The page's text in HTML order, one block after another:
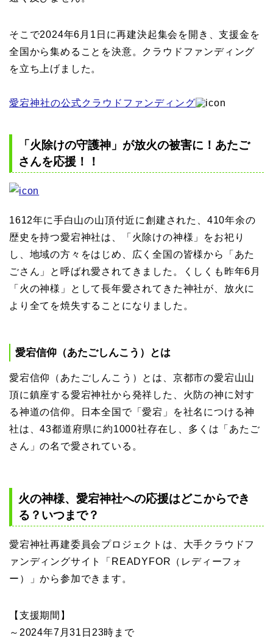
そこで2024年6月1日に再建決起集会を開き、支援金を
全国から集めることを決意。クラウドファンディング
を立ち上げました。
愛宕神社の公式クラウドファンディング
「火除けの守護神」が放火の被害に！あたご
さんを応援！！
1612年に手白山の山頂付近に創建された、410年余の
歴史を持つ愛宕神社は、「火除けの神様」をお祀り
し、地域の方々をはじめ、広く全国の皆様から「あた
ごさん」と呼ばれ愛されてきました。くしくも昨年6月
「火の神様」として長年愛されてきた神社が、放火に
より全てを焼失することになりました。
愛宕信仰（あたごしんこう）とは
愛宕信仰（あたごしんこう）とは、京都市の愛宕山山
頂に鎮座する愛宕神社から発祥した、火防の神に対す
る神道の信仰。日本全国で「愛宕」を社名につける神
社は、43都道府県に約1000社存在し、多くは「あたご
さん」の名で愛されている。
火の神様、愛宕神社への応援はどこからでき
る？いつまで？
愛宕神社再建委員会プロジェクトは、大手クラウドフ
ァンディングサイト「READYFOR（レディーフォ
ー）」から参加できます。
【支援期間】
～2024年7月31日23時まで